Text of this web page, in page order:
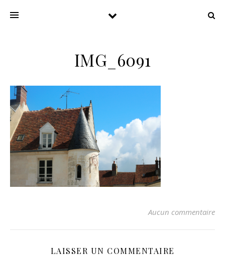
IMG_6091
Aucun commentaire
LAISSER UN COMMENTAIRE